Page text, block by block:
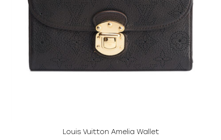
Louis Vuitton Amelia Wallet